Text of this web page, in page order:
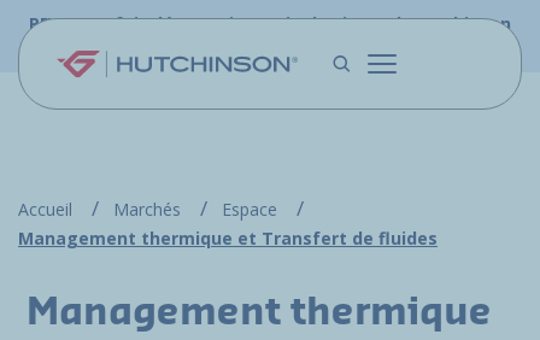
Aller au contenu principal
PFW.aero fait désormais partie du site web Hutchinson
Accueil Marchés
Espace
Management thermique et Transfert de fluides
Management thermique